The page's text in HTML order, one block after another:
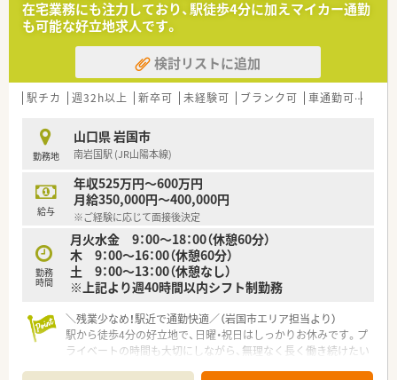
■事業拡大とサービス向上のための増員募集となっており、地域
貢献に意欲を持って取り組める方を求めています。
■在宅医療に興味がある方や、患者様一人ひとりの生活に寄り添
った丁寧な対応を大切にできる方を歓迎します。
■チームワークを重視して周囲と協力しながら、より質の高い医
療サービスの提供を目指せる薬剤師を募集しています。
【法人特徴について】
■山口県と広島県に店舗を展開しており、地域密着型の運営を強
みとして患者様から厚い信頼を得ている会社です。
■24時間対応の在宅訪問サービス体制を構築しており、地域の
ケアマネジャーとも強固な連携体制を築いています。
■最新の医療システムや設備投資を積極的に行い、時代のニーズ
に合わせた質の高い調剤業務を追求しています。
【求人情報について】
■正社員として勤務薬剤師を募集しており、年収は経験やスキル
を考慮して420万円から700万円となります。
しっかりと給与に反映される評価制度が魅力です。
■未経験の方やブランクがある方の応募も可能で、退職金制度と
いった福利厚生も充実しています。
在宅業務にも注力しており、駅徒歩4分に加えマイカー通勤
も可能な好立地求人です。
検討リストに追加
駅チカ 週32h以上 新卒可 未経験可 ブランク可 車通勤可
勤務地
山口県 岩国市
南岩国駅 (JR山陽本線)
給与
年収525万円～600万円
月給350,000円～400,000円
※ご経験に応じて面接後決定
勤務
時間
月火水金 9：00～18：00（休憩60分）
木 9：00～16：00（休憩60分）
土 9：00～13：00（休憩なし）
※上記より週40時間以内シフト制勤務
＼残業少なめ！駅近で通勤快適／（岩国市エリア担当より）
駅から徒歩4分の好立地で、日曜・祝日はしっかりお休みです。プ
ライベートの時間も大切にしながら、無理なく長く働き続けたい